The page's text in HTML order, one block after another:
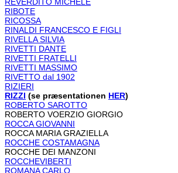
RIBOTE
RICOSSA
RINALDI FRANCESCO E FIGLI
RIVELLA SILVIA
RIVETTI DANTE
RIVETTI FRATELLI
RIVETTI MASSIMO
RIVETTO dal 1902
RIZIERI
RIZZI (se præsentationen HER)
ROBERTO SAROTTO
ROBERTO VOERZIO GIORGIO
ROCCA GIOVANNI
ROCCA MARIA GRAZIELLA
ROCCHE COSTAMAGNA
ROCCHE DEI MANZONI
ROCCHEVIBERTI
ROMANA CARLO